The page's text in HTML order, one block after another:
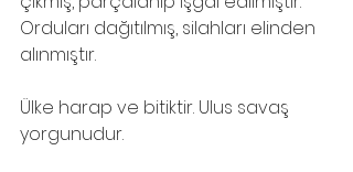
Orduları dağıtılmış, silahları elinden
alınmıştır.
Ülke harap ve bitiktir. Ulus savaş
yorgunudur.